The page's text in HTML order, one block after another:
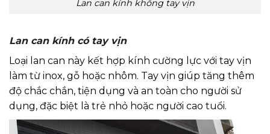
Lan can kính không tay vịn
Lan can kính có tay vịn
Loại lan can này kết hợp kính cường lực với tay vịn
làm từ inox, gỗ hoặc nhôm. Tay vịn giúp tăng thêm
độ chắc chắn, tiện dụng và an toàn cho người sử
dụng, đặc biệt là trẻ nhỏ hoặc người cao tuổi.